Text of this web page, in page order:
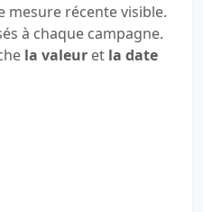
mesure récente visible.
à chaque campagne.
la valeur et la date